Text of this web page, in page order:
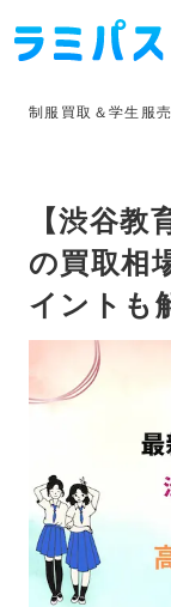
制服買取＆学生服
【渋谷
の買取相
イントも